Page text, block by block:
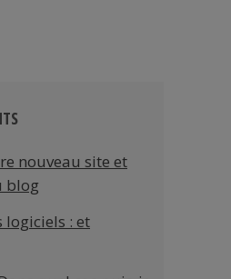
nouveau site et
blog
logiciels : et